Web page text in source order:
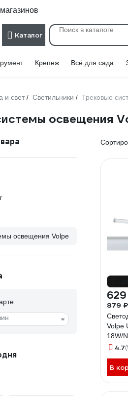
Каталог
Крепеж Всё для сада
и свет / Светильники / Трековые
освещения
освещения Volpe
879 ₽
Volpe
18W/
4.7
В